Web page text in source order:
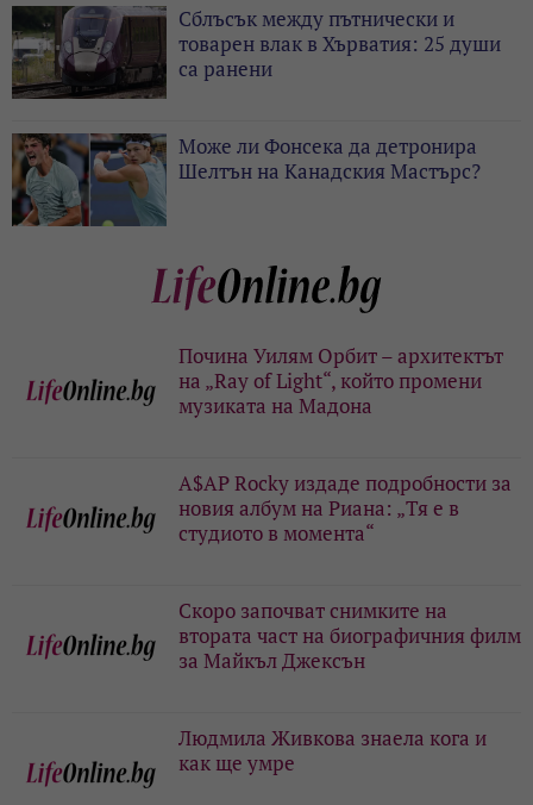
Сблъсък между пътнически и
товарен влак в Хърватия: 25 души
са ранени
Може ли Фонсека да детронира
Шелтън на Канадския Мастърс?
Почина Уилям Орбит – архитектът
на „Ray of Light“, който промени
музиката на Мадона
A$AP Rocky издаде подробности за
новия албум на Риана: „Тя е в
студиото в момента“
Скоро започват снимките на
втората част на биографичния филм
за Майкъл Джексън
Людмила Живкова знаела кога и
как ще умре